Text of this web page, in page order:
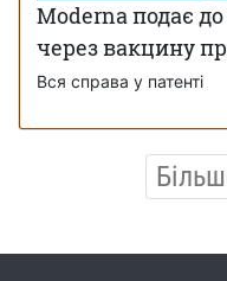
Moderna подає
через вакцину
Вся справа у патенті